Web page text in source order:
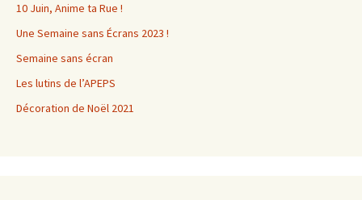
10 Juin, Anime ta Rue !
Une Semaine sans Écrans 2023 !
Semaine sans écran
Les lutins de l’APEPS
Décoration de Noël 2021